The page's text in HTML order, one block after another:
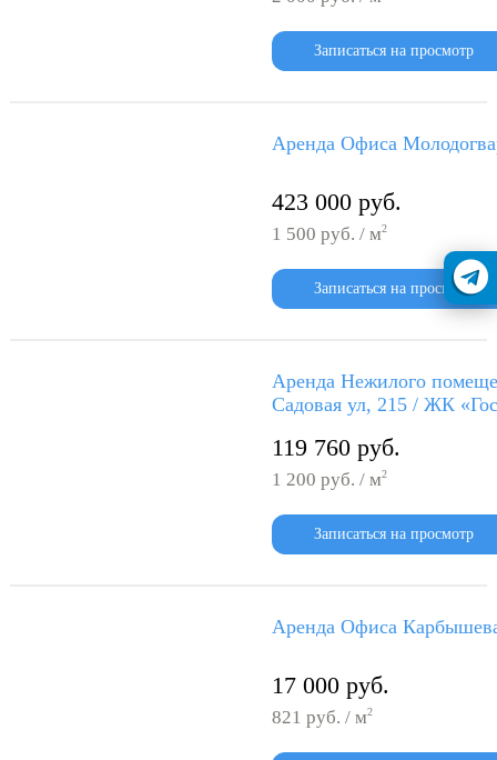
Записаться на просмотр
Аренда Офиса
423 000 руб.
1 500 руб. / м2
Записаться на просмотр
Аренда Нежилого
Садовая ул, 215 / ЖК
119 760 руб.
1 200 руб. / м2
Записаться на просмотр
Аренда Офиса
17 000 руб.
821 руб. / м2